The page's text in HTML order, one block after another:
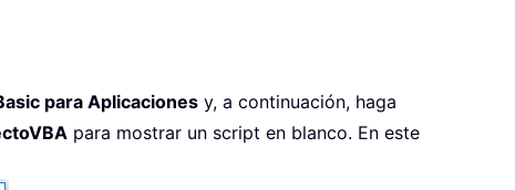
para Aplicaciones y, a continuación, haga
para mostrar un script en blanco. En este